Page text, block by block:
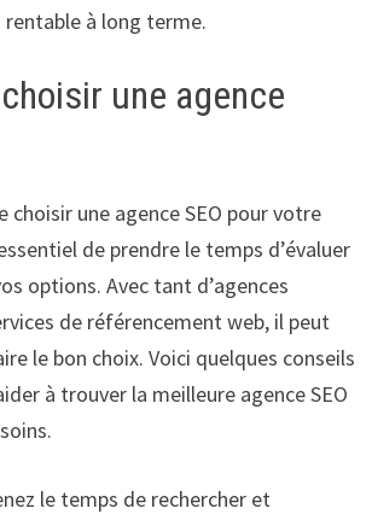
rentable à long terme.
une agence
choisir une agence SEO pour votre
de prendre le temps d’évaluer
options. Avec tant d’agences
de référencement web, il peut
le bon choix. Voici quelques conseils
à trouver la meilleure agence SEO
le temps de rechercher et